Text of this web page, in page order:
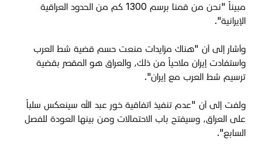
مبيناً "نحن من قمنا برسم 1300 كم من الحدود العراقية
الإيرانية".
وأشار إلى أن "هناك مزايدات منعت حسم قضية شط العرب
واستفادت إيران ملاحياً من ذلك، والعراق هو المقصر بقضية
ترسيم شط العرب مع إيران".
ولفت إلى أن "عدم تنفيذ اتفاقية خور عبد الله سينعكس سلباً
على العراق، وسيفتح باب الاحتمالات ومن بينها العودة للفصل
السابع".